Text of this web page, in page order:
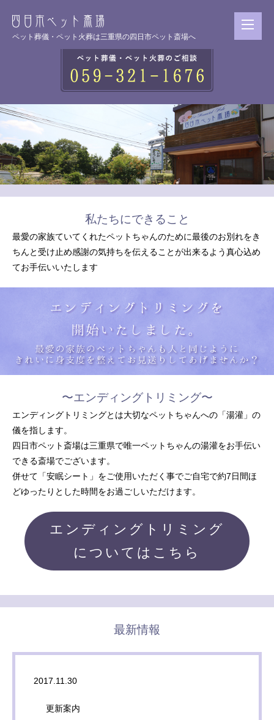
ペット葬儀・ペット火葬は三重県の四日市ペット斎場へ
私たちにできること
最愛の家族ていてくれたペットちゃんのために最後のお別れをき
ちんと受け止め感謝の気持ちを伝えることが出来るよう真心込め
てお手伝いいたします
〜エンディングトリミング〜
エンディングトリミングとは大切なペットちゃんへの「湯灌」の
儀を指します。
四日市ペット斎場は三重県で唯一ペットちゃんの湯灌をお手伝い
できる斎場でございます。
併せて「安眠シート」をご使用いただく事でご自宅で約7日間ほ
どゆったりとした時間をお過ごしいただけます。
エンディングトリミング
についてはこちら
最新情報
2017.11.30
更新案内